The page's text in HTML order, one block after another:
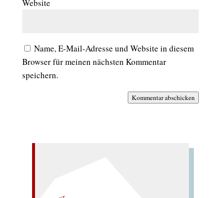
Website
Name, E-Mail-Adresse und Website in diesem
Browser für meinen nächsten Kommentar
speichern.
Kommentar abschicken